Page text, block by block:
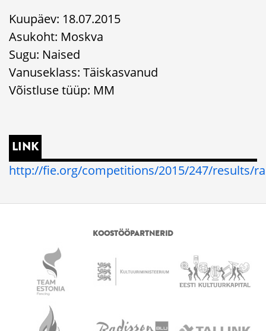
Kuupäev: 18.07.2015
Asukoht: Moskva
Sugu: Naised
Vanuseklass: Täiskasvanud
Võistluse tüüp: MM
LINK
http://fie.org/competitions/2015/247/results/
KOOSTÖÖPARTNERID